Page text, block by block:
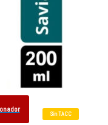
Sin TACC